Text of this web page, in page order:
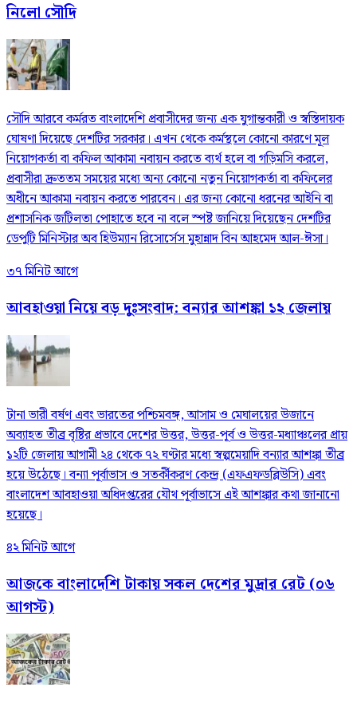
নিলো সৌদি
সৌদি আরবে কর্মরত বাংলাদেশি প্রবাসীদের জন্য এক যুগান্তকারী ও স্বস্তিদায়ক
ঘোষণা দিয়েছে দেশটির সরকার। এখন থেকে কর্মস্থলে কোনো কারণে মূল
নিয়োগকর্তা বা কফিল আকামা নবায়ন করতে ব্যর্থ হলে বা গড়িমসি করলে,
প্রবাসীরা দ্রুততম সময়ের মধ্যে অন্য কোনো নতুন নিয়োগকর্তা বা কফিলের
অধীনে আকামা নবায়ন করতে পারবেন। এর জন্য কোনো ধরনের আইনি বা
প্রশাসনিক জটিলতা পোহাতে হবে না বলে স্পষ্ট জানিয়ে দিয়েছেন দেশটির
ডেপুটি মিনিস্টার অব হিউম্যান রিসোর্সেস মুহান্নাদ বিন আহমেদ আল-ঈসা।
৩৭ মিনিট আগে
আবহাওয়া নিয়ে বড় দুঃসংবাদ: বন্যার আশঙ্কা ১২ জেলায়
টানা ভারী বর্ষণ এবং ভারতের পশ্চিমবঙ্গ, আসাম ও মেঘালয়ের উজানে
অব্যাহত তীব্র বৃষ্টির প্রভাবে দেশের উত্তর, উত্তর-পূর্ব ও উত্তর-মধ্যাঞ্চলের প্রায়
১২টি জেলায় আগামী ২৪ থেকে ৭২ ঘণ্টার মধ্যে স্বল্পমেয়াদি বন্যার আশঙ্কা তীব্র
হয়ে উঠেছে। বন্যা পূর্বাভাস ও সতর্কীকরণ কেন্দ্র (এফএফডব্লিউসি) এবং
বাংলাদেশ আবহাওয়া অধিদপ্তরের যৌথ পূর্বাভাসে এই আশঙ্কার কথা জানানো
হয়েছে।
৪২ মিনিট আগে
আজকে বাংলাদেশি টাকায় সকল দেশের মুদ্রার রেট (০৬
আগস্ট)